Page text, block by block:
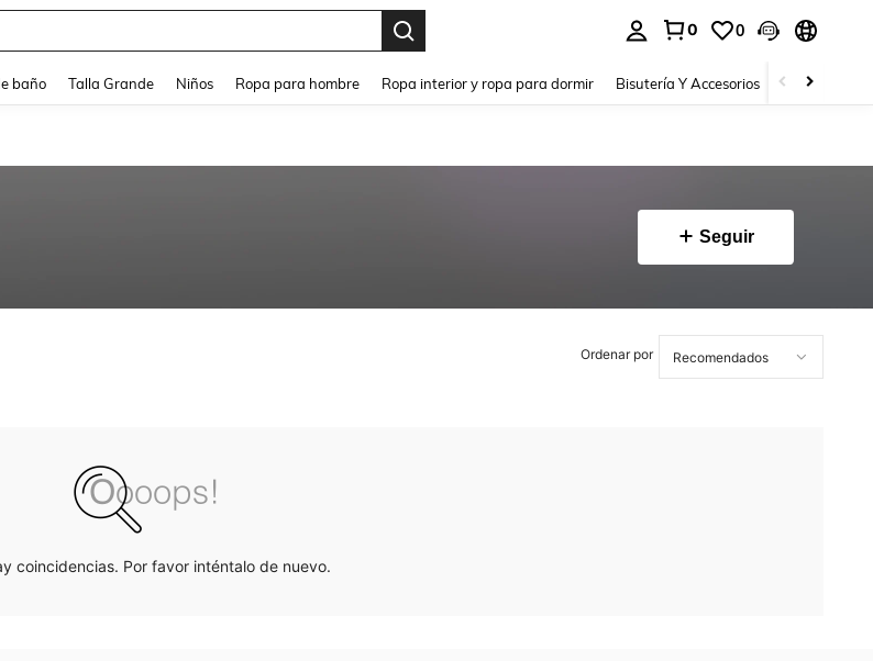
0 0
baño Talla Grande Niños Ropa para hombre Ropa interior y ropa para dormir Bisutería Y Accesorios Zapatos
Seguir
Ordenar por
coincidencias. Por favor inténtalo de nuevo.